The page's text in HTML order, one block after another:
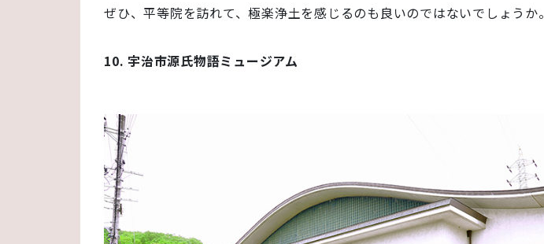
ぜひ、平等院を訪れて、極楽浄土を感じるのも良いのではないでしょうか。
10. 宇治市源氏物語ミュージアム